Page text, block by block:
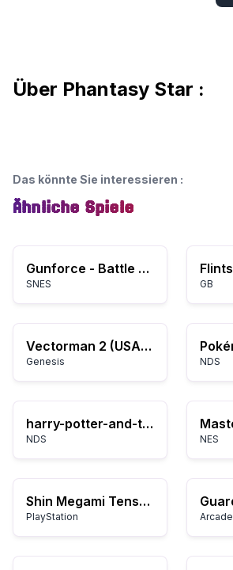
Über Phantasy Star :
Das könnte Sie interessieren :
Ähnliche Spiele
Gunforce - Battle Fire Engulfed Terror Island (Japan)
SNES GB
Vectorman 2 (USA) (Beta)
Genesis NDS
harry-potter-and-the-deathly-hallows-part-1
NDS NES
Shin Megami Tensei: Devil Children: Schwarzes Buch / Rotes Buch
PlayStation Arcade